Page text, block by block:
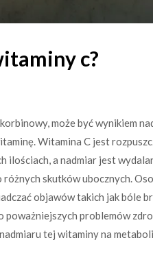
c?
może być wynikiem
Witamina C jest
ilościach, a nadmiar jest
skutków ubocznych.
objawów takich jak bóle
poważniejszych problemów
tej witaminy na